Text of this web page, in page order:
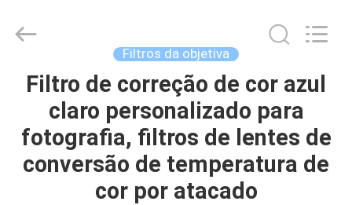
CASA
PRODUTOS
Technology
Ltd..
Filtros da objetiva
Filtro de correção de cor azul
claro personalizado para
fotografia, filtros de lentes de
conversão de temperatura de
cor por atacado